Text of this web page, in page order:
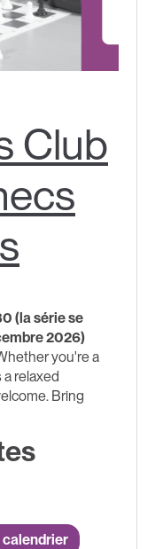
Club
(la série se
2026)
you're a
relaxed
Bring
calendrier